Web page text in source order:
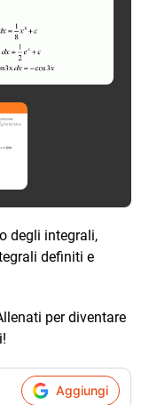
degli integrali,
definiti e
per diventare
Aggiungi